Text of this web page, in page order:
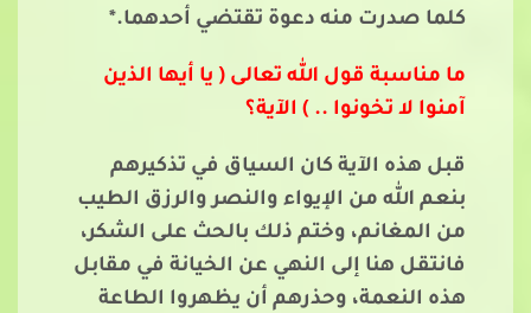
كلما صدرت منه دعوة تقتضي أحدهما.*
ما مناسبة قول الله تعالى ( يا أيها الذين
آمنوا لا تخونوا .. ) الآية؟
قبل هذه الآية كان السياق في تذكيرهم
بنعم الله من الإيواء والنصر والرزق الطيب
من المغانم، وختم ذلك بالحث على الشكر،
فانتقل هنا إلى النهي عن الخيانة في مقابل
هذه النعمة، وحذرهم أن يظهروا الطاعة